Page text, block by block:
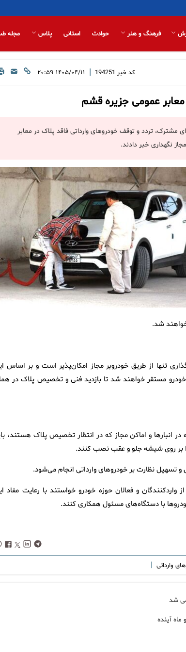
فرهنگ و هنر حوادث استانی پلاس مجله
کد خبر 194251
| ۱۴۰۵/۰۴/۱۱ ۲۰:۵۹
عمومی جزیره قشم
تردد و توقف خودروهای وارداتی فاقد پلاک در معابر
نگهداری خبر دادند.
شد.
تنها از طریق خودروبر مجاز امکان‌پذیر است و بر اساس
خودرو مستقر خواهند شد تا بازدید فنی و تخصیص پلاک در
و اماکن مجاز که در انتظار تخصیص پلاک هستند،
بر روی شیشه جلو و عقب نصب کنند.
تسهیل نظارت بر خودروهای وارداتی انجام می‌شود.
و فعالان حوزه خودرو خواستند با رعایت مفاد
با دستگاه‌های مسئول همکاری کنند.
وارداتی |
شد
آینده